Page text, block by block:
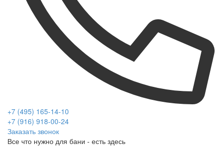
+7 (495) 165-14-10
+7 (916) 918-00-24
Заказать звонок
Все что нужно для бани - есть здесь